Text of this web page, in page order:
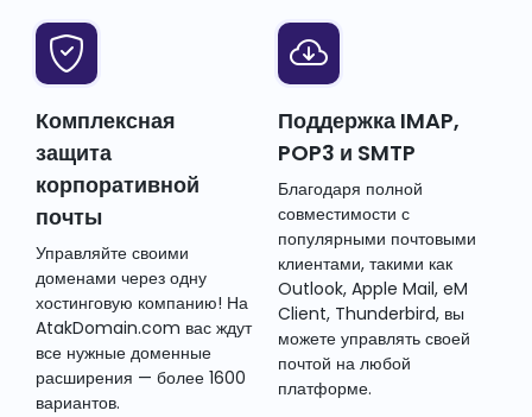
Комплексная
защита
корпоративной
почты
Управляйте своими
доменами через одну
хостинговую компанию! На
AtakDomain.com вас ждут
все нужные доменные
расширения — более 1600
вариантов.
Поддержка IMAP,
POP3 и SMTP
Благодаря полной
совместимости с
популярными почтовыми
клиентами, такими как
Outlook, Apple Mail, eM
Client, Thunderbird, вы
можете управлять своей
почтой на любой
платформе.